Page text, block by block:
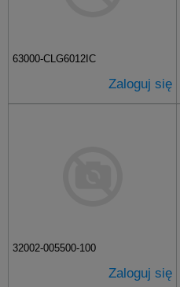
63000-CLG6012IC
Zaloguj się
32002-005500-100
Zaloguj się